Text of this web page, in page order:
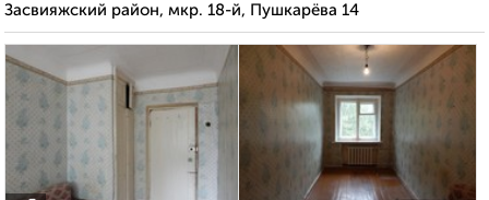
Засвияжский район, мкр. 18-й, Пушкарёва 14